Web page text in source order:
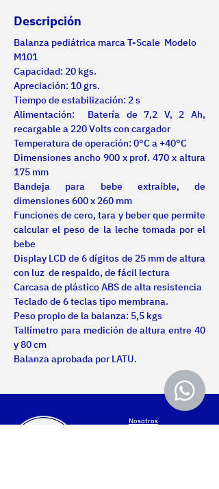
Descripción
Balanza pediátrica marca T-Scale  Modelo
M101
Capacidad: 20 kgs.
Apreciación: 10 grs.
Tiempo de estabilización: 2 s
Alimentación:  Batería de 7,2 V, 2 Ah,
recargable a 220 Volts con cargador
Temperatura de operación: 0°C a +40°C
Dimensiones ancho 900 x prof. 470 x altura
175 mm
Bandeja para bebe extraíble, de
dimensiones 600 x 260 mm
Funciones de cero, tara y beber que permite
calcular el peso de la leche tomada por el
bebe
Display LCD de 6 dígitos de 25 mm de altura
con luz  de respaldo, de fácil lectura
Carcasa de plástico ABS de alta resistencia
Teclado de 6 teclas tipo membrana.
Peso propio de la balanza: 5,5 kgs
Tallímetro para medición de altura entre 40
y 80 cm
Balanza aprobada por LATU.
Nosotros